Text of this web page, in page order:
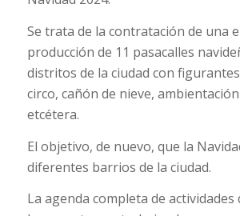
Se trata de la contratación de una
producción de 11 pasacalles
distritos de la ciudad con
circo, cañón de nieve,
etcétera.
El objetivo, de nuevo, que la
diferentes barrios de la ciudad.
La agenda completa de actividades